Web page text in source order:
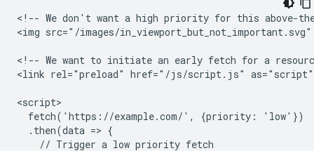
<!-- We don't want a high priority for this above-
<img src="/images/
<!-- We want to initiate an early fetch for a
<link rel="preload" href="/js/script.js"
<script>
  fetch('https://example.com/', {priority: 'low'})
  .then(data => {
    // Trigger a low priority fetch